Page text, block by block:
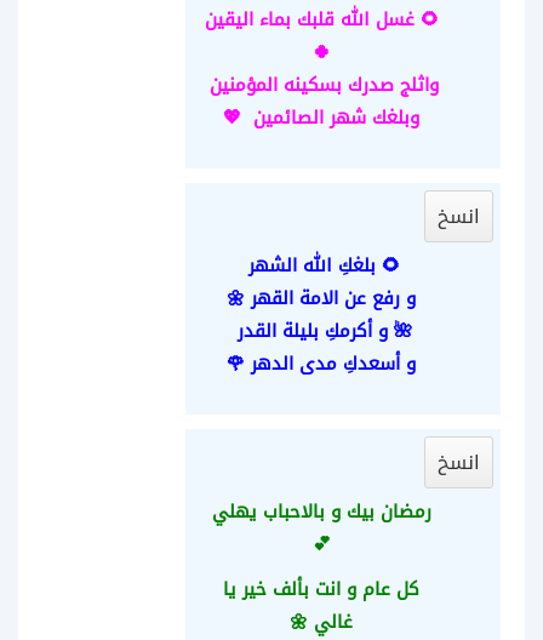
🌻 غسل الله قلبك بماء اليقين
🍀
واثلج صدرك بسكينه المؤمنين
وبلغك شهر الصائمين 💖
انسخ
🌻 بلغكِ الله الشهر
و رفع عن الامة القهر 🌼
🌺 و أكرمكِ بليلة القدر
و أسعدكِ مدى الدهر 🌹
انسخ
رمضان بيك و بالاحباب يهلي
💕
كل عام و انت بألف خير يا
غالي 🌼